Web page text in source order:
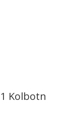
Kolbotn